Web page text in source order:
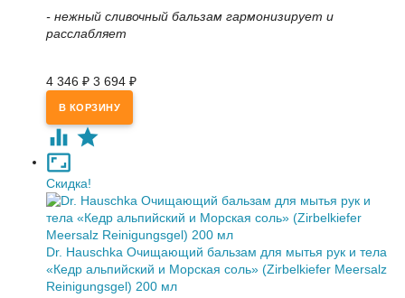
- нежный сливочный бальзам гармонизирует и
расслабляет
4 346 ₽ 3 694 ₽
Скидка!
Dr. Hauschka Очищающий бальзам для мытья рук и тела
«Кедр альпийский и Морская соль» (Zirbelkiefer Meersalz
Reinigungsgel) 200 мл